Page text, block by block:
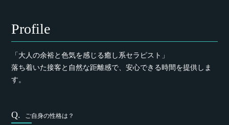
Profile
「大人の余裕と色気を感じる癒し系セラピスト」
落ち着いた接客と自然な距離感で、安心できる時間を提供しま
す。
ご自身の性格は？